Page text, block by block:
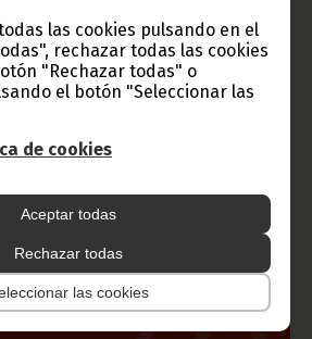
las cookies pulsando en el
rechazar todas las cookies
"Rechazar todas" o
el botón "Seleccionar las
de cookies
Aceptar todas
Rechazar todas
las cookies
encabezadas por el Presidente
del Pueblo, Ángel Serafín
Ela Ondo Onguene.
y Prensa de Guinea Ecuatorial (D. G.
e Instituciones